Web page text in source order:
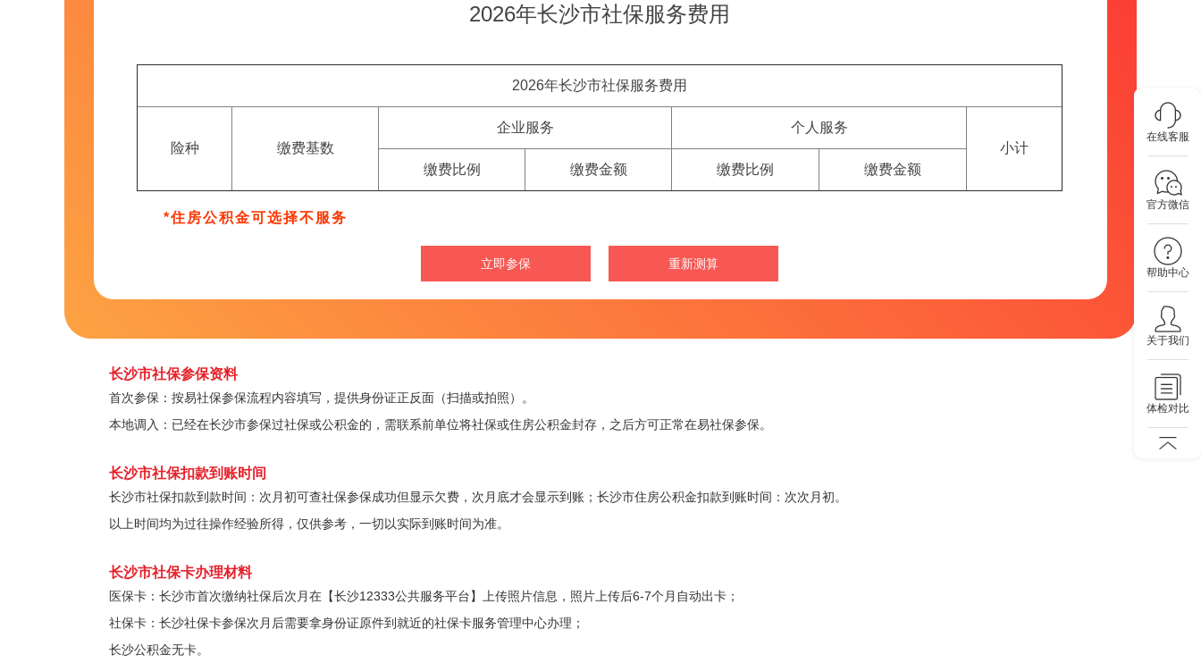
在线客服
官方微信
帮助中心
关于我们
体检对比
2026年长沙市社保服务费用
2026年长沙市社保服务费用
险种 缴费基数
企业服务
个人服务
小计
缴费比例
缴费金额 缴费比例 缴费金额
*住房公积金可选择不服务
立即参保 重新测算
长沙市社保参保资料
首次参保：按易社保参保流程内容填写，提供身份证正反面（扫描或拍照）。
本地调入：已经在长沙市参保过社保或公积金的，需联系前单位将社保或住房公积金封存，之后方可正常在易社保参保。
长沙市社保扣款到账时间
长沙市社保扣款到款时间：次月初可查社保参保成功但显示欠费，次月底才会显示到账；长沙市住房公积金扣款到账时间：次次月初。
以上时间均为过往操作经验所得，仅供参考，一切以实际到账时间为准。
长沙市社保卡办理材料
医保卡：长沙市首次缴纳社保后次月在【长沙12333公共服务平台】上传照片信息，照片上传后6-7个月自动出卡；
社保卡：长沙社保卡参保次月后需要拿身份证原件到就近的社保卡服务管理中心办理；
长沙公积金无卡。